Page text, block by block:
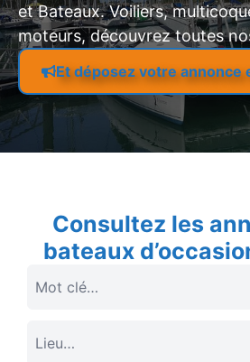
et Bateaux. Voiliers,
moteurs, découvrez toutes
Et déposez votre annonce
Consultez les
bateaux